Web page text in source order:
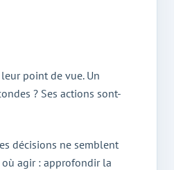
point de vue. Un
? Ses actions sont-
décisions ne semblent
agir : approfondir la